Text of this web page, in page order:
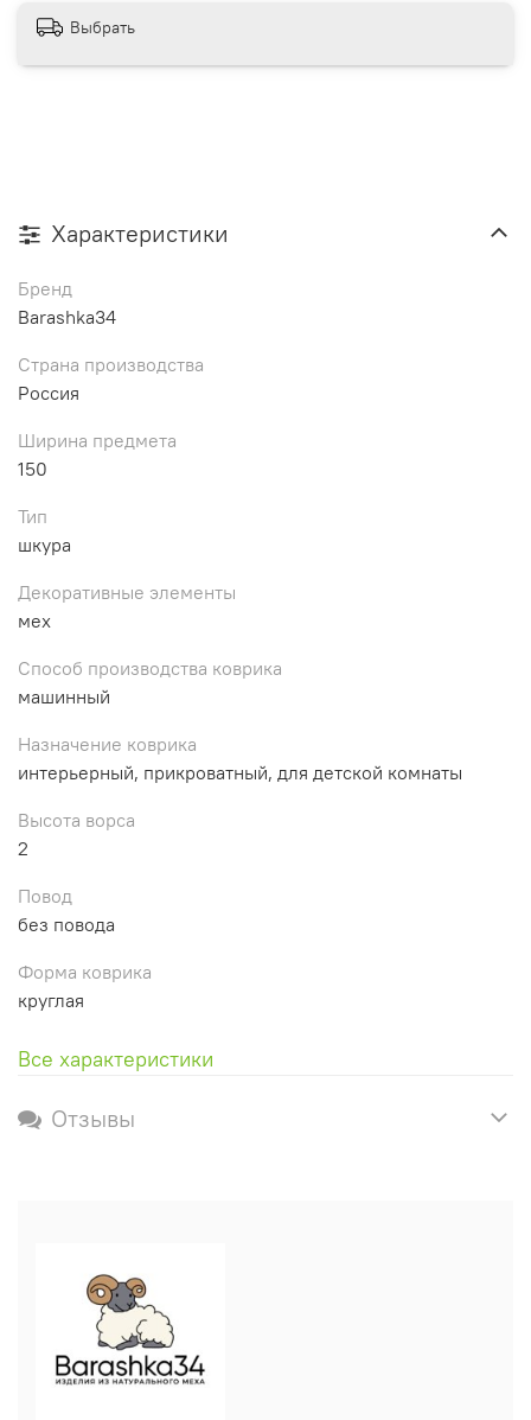
Выбрать
Характеристики
Бренд
Barashka34
Страна производства
Россия
Ширина предмета
150
Тип
шкура
Декоративные элементы
мех
Способ производства коврика
машинный
Назначение коврика
интерьерный, прикроватный, для детской комнаты
Высота ворса
2
Повод
без повода
Форма коврика
круглая
Все характеристики
Отзывы